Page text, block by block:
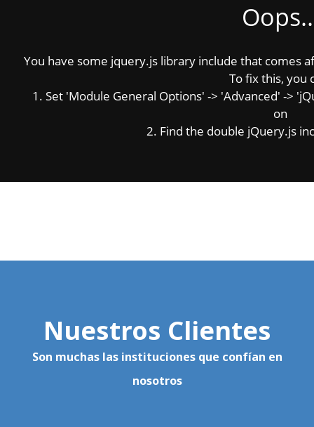
You have some jquery.js library include that comes
To fix this, you
1. Set 'Module General Options' -> 'Advanced' ->
on
2. Find the double jQuery.js
Nuestros Clientes
Son muchas las instituciones que confían en
nosotros